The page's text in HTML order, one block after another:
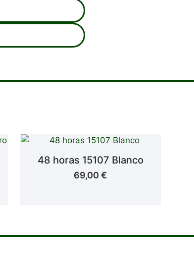
48 horas 15107 Blanco
69,00€